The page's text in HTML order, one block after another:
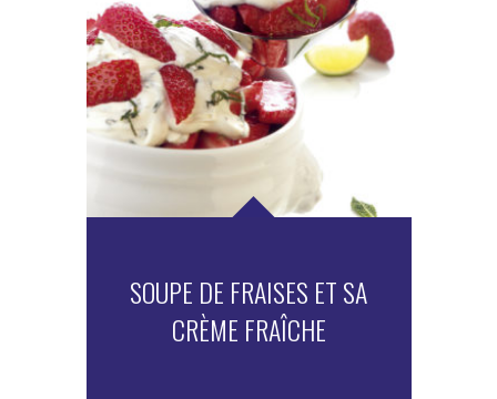
SOUPE DE FRAISES ET SA
CRÈME FRAÎCHE